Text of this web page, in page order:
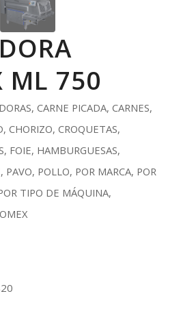
ML 750
, CARNE PICADA, CARNES,
, CHORIZO, CROQUETAS,
, FOIE, HAMBURGUESAS,
, PAVO, POLLO, POR MARCA, POR
TIPO DE MÁQUINA,